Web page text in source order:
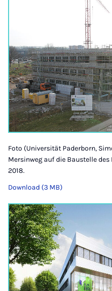
Foto (Universität Paderborn,
Mersinweg auf die Baustelle des
2018.
Download (3 MB)